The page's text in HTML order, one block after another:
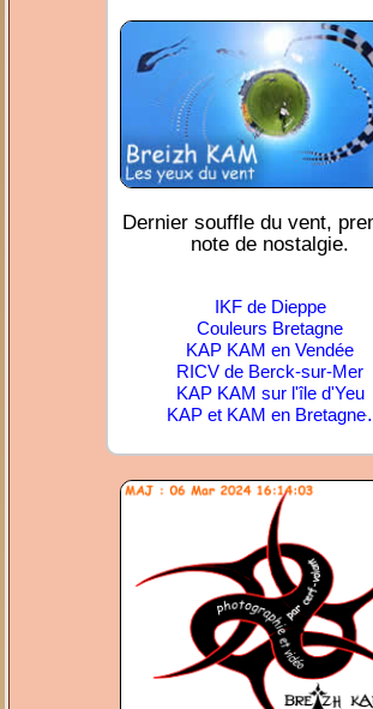
Dernier souffle du vent,
note de nostalgie.
IKF de Dieppe
Couleurs Bretagne
KAP KAM en Vendée
RICV de Berck-sur-Mer
KAP KAM sur l'île d'Yeu
KAP et KAM en Bretagne.